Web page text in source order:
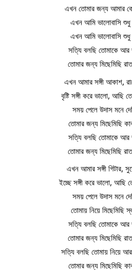
এখন তোমার জন্য আমার
এখন আমি ভালোবাসি
এখন আমি ভালোবাসি
সত্যি বলছি তোমাকে আর
তোমার জন্য মিছেমিছি
এখন আমার সঙ্গী আকাশ,
বৃষ্টি সঙ্গী করে ভালো, আছি
সময় পেলে উদাস মনে
তোমার জন্য মিছেমিছি
সত্যি বলছি তোমাকে আর
তোমার জন্য মিছেমিছি
এখন আমার সঙ্গী গিটার,
ইচ্ছে সঙ্গী করে ভালো, আছি
সময় পেলে উদাস মনে
তোমায় নিয়ে মিছেমিছি
সত্যি বলছি তোমাকে আর
তোমার জন্য মিছেমিছি
সত্যি বলছি তোমায় নিয়ে
তোমার জন্য মিছেমিছি